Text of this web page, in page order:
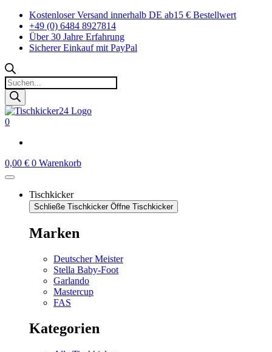
Zum
Inhalt
springen
Kostenloser Versand innerhalb DE ab15 € Bestellwert
+49 (0) 6484 8927814
Über 30 Jahre Erfahrung
Sicherer Einkauf mit PayPal
Products
search
0
0,00 € 0 Warenkorb
Tischkicker
Schließe Tischkicker Öffne Tischkicker
Marken
Deutscher Meister
Stella Baby-Foot
Garlando
Mastercup
FAS
Kategorien